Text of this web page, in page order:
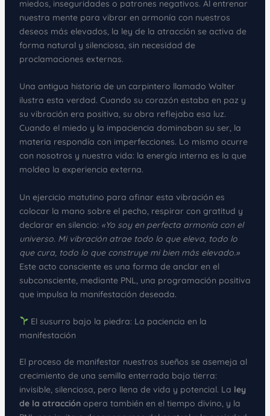
miedos, inseguridades o patrones negativos. Al entrenar
nuestra mente para vibrar en armonía con nuestros
deseos más elevados, la ley de la atracción se activa de
forma natural y silenciosa, sin necesidad de
proclamaciones externas.
Una antigua historia de un carpintero llamado Walter
ilustra esta verdad. Cuando su corazón estaba en paz y
su vibración era positiva, su obra reflejaba esa luz.
Cuando el miedo y la impaciencia dominaban su ser, la
materia respondía con imperfecciones. Lo mismo ocurre
con nosotros y nuestra vida: la energía interna es la que
moldea la experiencia externa.
Un ejercicio matutino para afinar esta vibración es
colocar la mano sobre el pecho, respirar con gratitud y
declarar en silencio: «Yo soy en perfecta armonía con el
universo. Mi vibración atrae todo lo que eleva, todo lo
que cura, todo lo que construye mi bien más elevado.»
Este acto consciente es una forma de anclar en el
subconsciente, mediante PNL, una programación positiva
que impulsa la manifestación deseada.
El susurro bajo la piedra: La paciencia en la
manifestación
El proceso de manifestar nuestros sueños se asemeja al
crecimiento de una semilla enterrada bajo tierra:
invisible, silenciosa, pero llena de vida y potencial. La ley
de la atracciónopera también en el tiempo divino, y la